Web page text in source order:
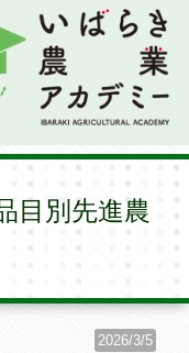
目別先進農
2026/3/5